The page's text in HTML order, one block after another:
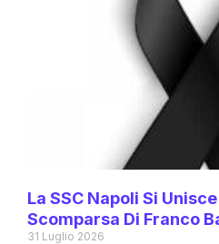
La SSC Napoli Si
Scomparsa Di Franco
31 Luglio 2026